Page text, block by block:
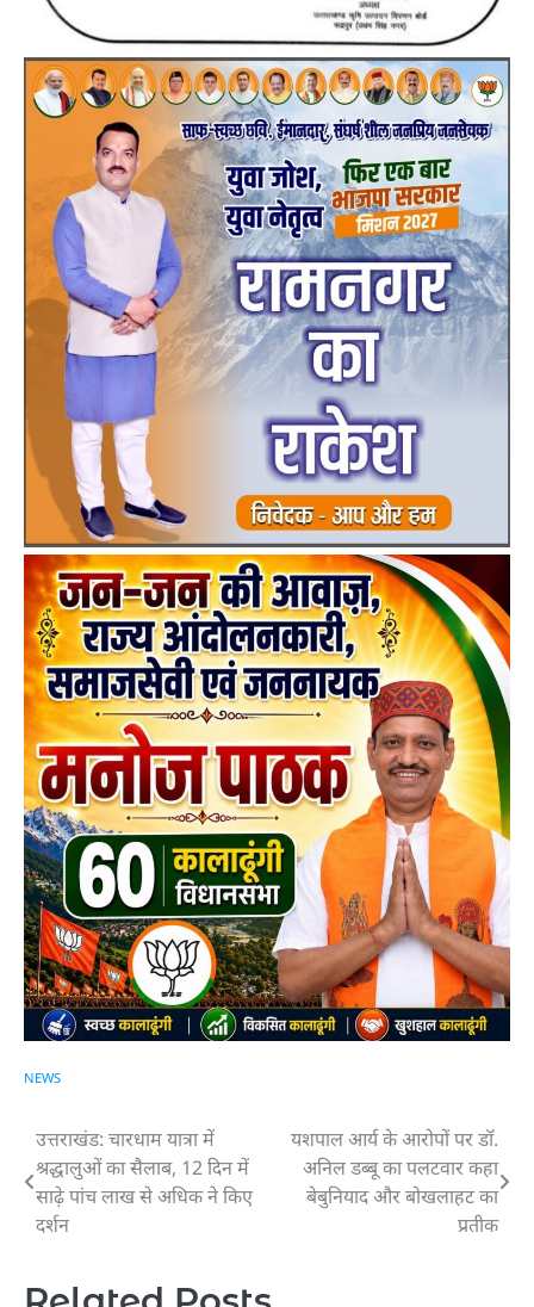
NEWS
Post
navigation
उत्तराखंड: चारधाम यात्रा में
श्रद्धालुओं का सैलाब, 12 दिन में
साढ़े पांच लाख से अधिक ने किए
दर्शन
यशपाल आर्य के आरोपों पर डॉ.
अनिल डब्बू का पलटवार कहा
बेबुनियाद और बोखलाहट का
प्रतीक